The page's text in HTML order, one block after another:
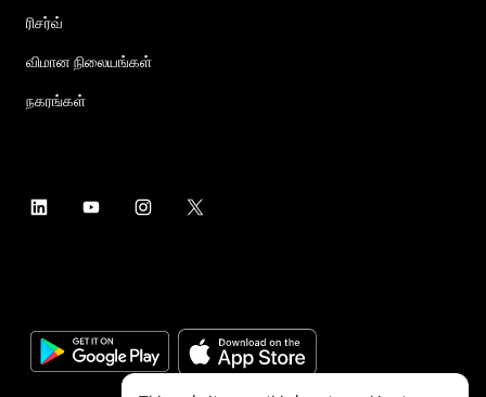
ரிசர்வ்
விமான நிலையங்கள்
நகரங்கள்